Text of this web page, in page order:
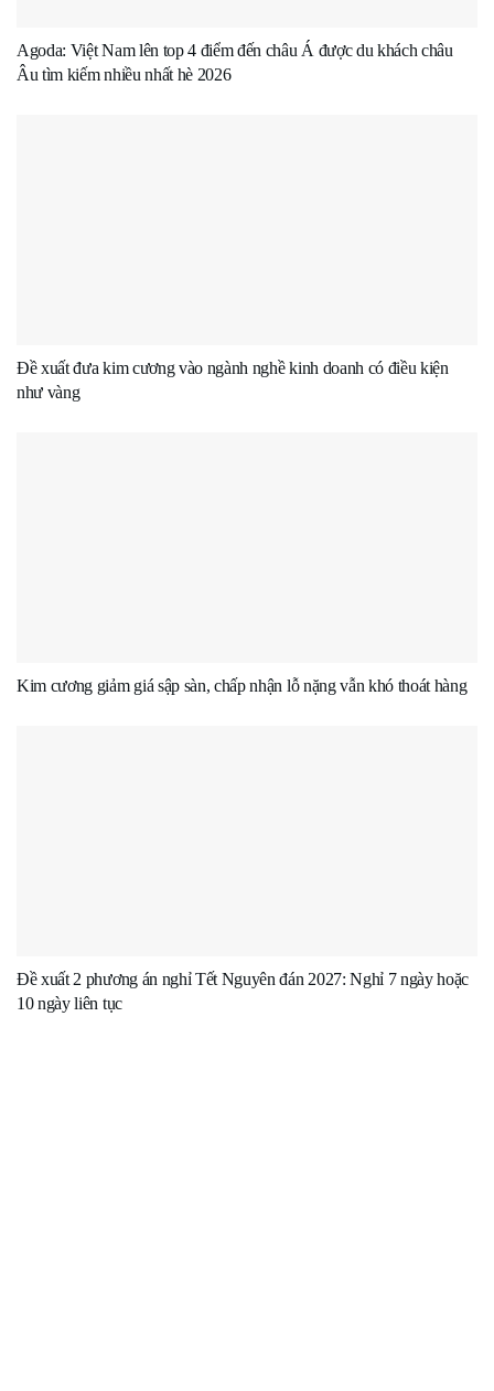
Agoda: Việt Nam lên top 4 điểm đến châu Á được du khách châu
Âu tìm kiếm nhiều nhất hè 2026
Đề xuất đưa kim cương vào ngành nghề kinh doanh có điều kiện
như vàng
Kim cương giảm giá sập sàn, chấp nhận lỗ nặng vẫn khó thoát hàng
Đề xuất 2 phương án nghỉ Tết Nguyên đán 2027: Nghỉ 7 ngày hoặc
10 ngày liên tục